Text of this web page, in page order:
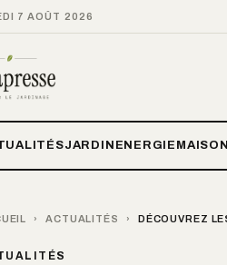
7 AOÛT 2026
JARDIN ENERGIE MAISON
› ACTUALITÉS › DÉCOUVREZ